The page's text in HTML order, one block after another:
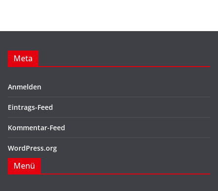
Meta
Anmelden
Eintrags-Feed
Kommentar-Feed
WordPress.org
Menü